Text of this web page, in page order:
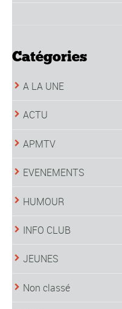
Catégories
A LA UNE
ACTU
APMTV
EVENEMENTS
HUMOUR
INFO CLUB
JEUNES
Non classé